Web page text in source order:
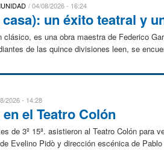
04/08/2026 - 16:24
un éxito teatral y
es una obra maestra de Federico
de las quince divisiones leen, se
2026 - 14:28
el Teatro Colón
de 3º 15ª. asistieron al Teatro Colón
Evelino Pidò y dirección escénica de